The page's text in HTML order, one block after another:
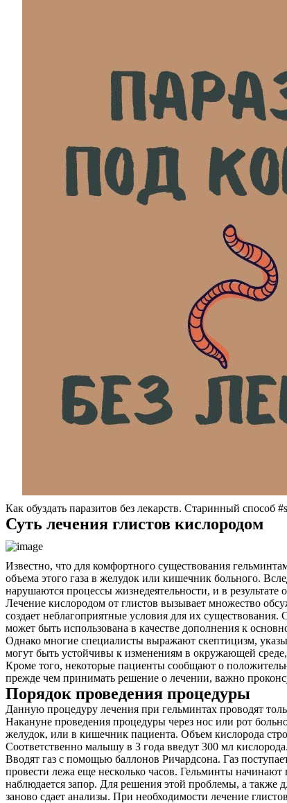
Как обуздать паразитов без лекарств. Старинный способ
Суть лечения глистов кислородом
Известно, что для комфортного существования
объема этого газа в желудок или кишечник больного.
нарушаются процессы жизнедеятельности, и в результате
Лечение кислородом от глистов вызывает множество
создает неблагоприятные условия для их
может быть использована в качестве дополнения к
Однако многие специалисты выражают скептицизм,
могут быть устойчивы к изменениям в окружающей
Кроме того, некоторые пациенты сообщают о
прежде чем принимать решение о лечении, важно
Порядок проведения процедуры
Данную процедуру лечения при гельминтах проводят
Накануне проведения процедуры через нос или рот
желудок, или в кишечник пациента. Объем кислорода
Соответственно малышу в 3 года введут 300 мл кислорода.
Вводят газ с помощью баллонов Ричардсона. Газ
провести лежа еще несколько часов. Гельминты
наблюдается запор. Для решения этой проблемы, а также
заново сдает анализы. При необходимости лечение